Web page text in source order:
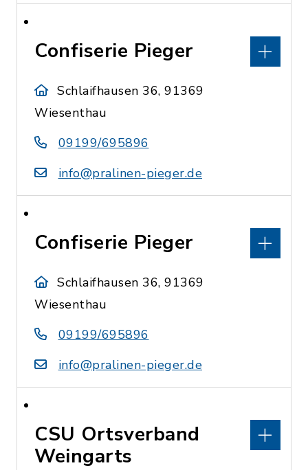
Confiserie Pieger
Schlaifhausen 36, 91369
Wiesenthau
09199/695896
info@pralinen-pieger.de
Confiserie Pieger
Schlaifhausen 36, 91369
Wiesenthau
09199/695896
info@pralinen-pieger.de
CSU Ortsverband
Weingarts